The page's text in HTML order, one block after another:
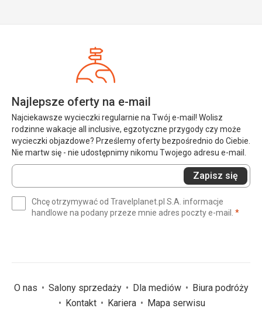
Najlepsze oferty na e-mail
Najciekawsze wycieczki regularnie na Twój e-mail! Wolisz
rodzinne wakacje all inclusive, egzotyczne przygody czy może
wycieczki objazdowe? Prześlemy oferty bezpośrednio do Ciebie.
Nie martw się - nie udostępnimy nikomu Twojego adresu e-mail.
Wprowadź
swój
(wymagane)
Zapisz się
Chcę otrzymywać od Travelplanet.pl S.A. informacje
handlowe na podany przeze mnie adres poczty e-mail. *
O nas Salony sprzedaży Dla mediów
Biura podróży
Kontakt
Kariera Mapa serwisu